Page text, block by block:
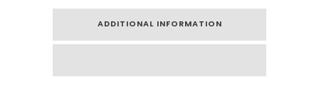
ADDITIONAL INFORMATION